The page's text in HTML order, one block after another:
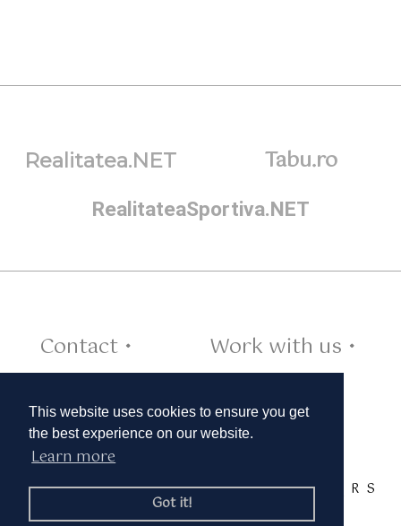
This website uses cookies to ensure you get
the best experience on our website.
Learn more
Got it!
Realitatea.NET Tabu.ro
RealitateaSportiva.NET
Contact •
Work with us •
Cookies •
TAGS:A B C D E F G H I J K L M N O R S